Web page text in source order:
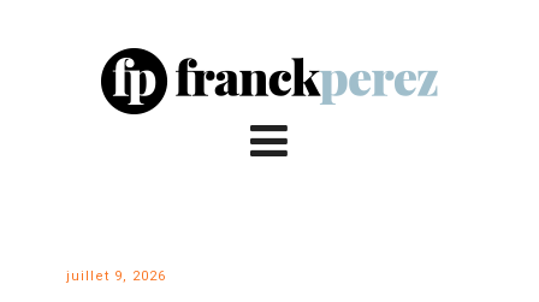
juillet 9, 2026